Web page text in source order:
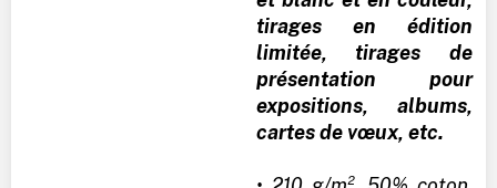
tirages en édition
limitée, tirages de
présentation pour
expositions, albums,
cartes de vœux, etc.